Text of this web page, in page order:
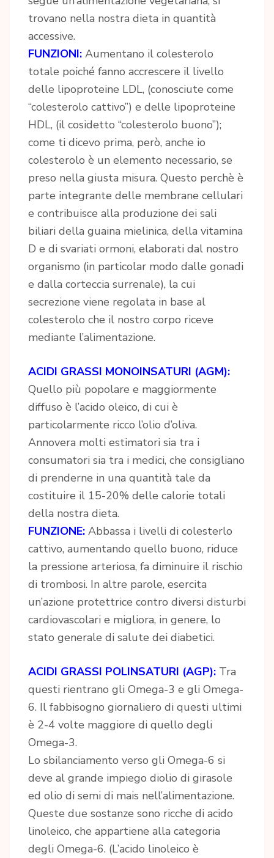
trovano nella nostra dieta in quantità
accessive.
FUNZIONI: Aumentano il colesterolo
totale poiché fanno accrescere il livello
delle lipoproteine LDL, (conosciute come
“colesterolo cattivo”) e delle lipoproteine
HDL, (il cosidetto “colesterolo buono”);
come ti dicevo prima, però, anche io
colesterolo è un elemento necessario, se
preso nella giusta misura. Questo perchè è
parte integrante delle membrane cellulari
e contribuisce alla produzione dei sali
biliari della guaina mielinica, della vitamina
D e di svariati ormoni, elaborati dal nostro
organismo (in particolar modo dalle gonadi
e dalla corteccia surrenale), la cui
secrezione viene regolata in base al
colesterolo che il nostro corpo riceve
mediante l’alimentazione.
ACIDI GRASSI MONOINSATURI (AGM):
Quello più popolare e maggiormente
diffuso è l’acido oleico, di cui è
particolarmente ricco l’olio d’oliva.
Annovera molti estimatori sia tra i
consumatori sia tra i medici, che consigliano
di prenderne in una quantità tale da
costituire il 15-20% delle calorie totali
della nostra dieta.
FUNZIONE: Abbassa i livelli di colesterlo
cattivo, aumentando quello buono, riduce
la pressione arteriosa, fa diminuire il rischio
di trombosi. In altre parole, esercita
un’azione protettrice contro diversi disturbi
cardiovascolari e migliora, in genere, lo
stato generale di salute dei diabetici.
ACIDI GRASSI POLINSATURI (AGP): Tra
questi rientrano gli Omega-3 e gli Omega-
6. Il fabbisogno giornaliero di questi ultimi
è 2-4 volte maggiore di quello degli
Omega-3.
Lo sbilanciamento verso gli Omega-6 si
deve al grande impiego diolio di girasole
ed olio di semi di mais nell’alimentazione.
Queste due sostanze sono ricche di acido
linoleico, che appartiene alla categoria
degli Omega-6. (L’acido linoleico è